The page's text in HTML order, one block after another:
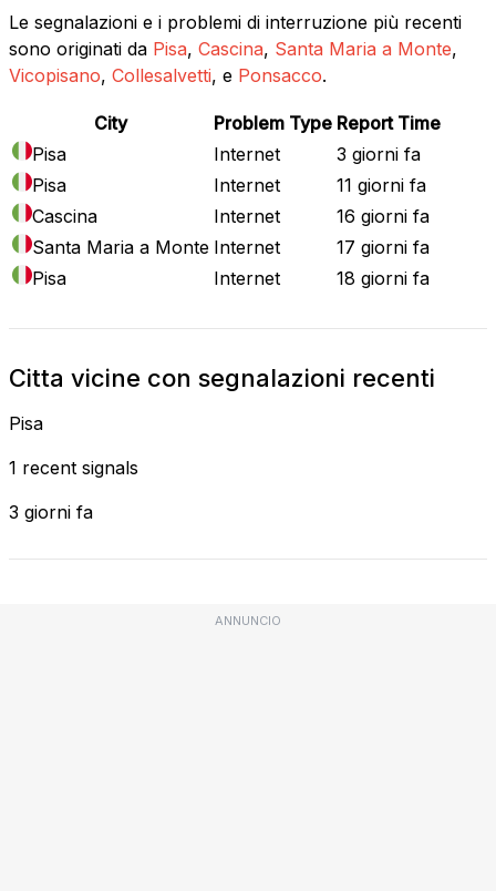
Le segnalazioni e i problemi di interruzione più recenti
sono originati da Pisa, Cascina, Santa Maria a Monte,
Vicopisano, Collesalvetti, e Ponsacco.
City Problem Type Report Time
Pisa
Internet
3 giorni fa
Pisa
Internet
11 giorni fa
Cascina
Internet
16 giorni fa
Santa Maria a Monte Internet
17 giorni fa
Pisa
Internet 18 giorni fa
Citta vicine con segnalazioni recenti
Pisa
1 recent signals
3 giorni fa
ANNUNCIO